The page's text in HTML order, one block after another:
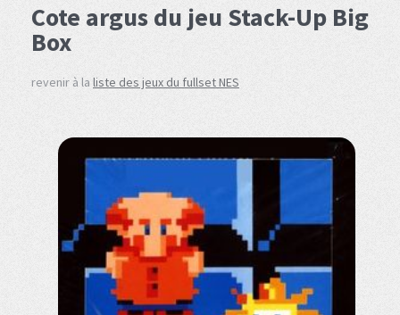
Cote argus du jeu Stack-Up Big
Box
revenir à la liste des jeux du fullset NES